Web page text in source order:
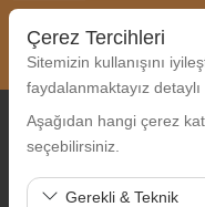
Çerez Tercihleri
Sitemizin kullanışını
faydalanmaktayız
Aşağıdan hangi çerez
seçebilirsiniz.
Gerekli & Teknik
Alış Lokasyonu